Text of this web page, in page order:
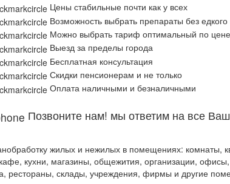
Цены стабильные почти как у всех
Возможность выбрать препараты без
Можно выбрать тариф оптимальный по цене
Выезд за пределы города
Бесплатная консультация
Скидки пенсионерам и не только
Оплата наличными и безналичными
Позвоните нам! мы ответим на все
жилых и нежилых в помещениях: комнаты,
кухни, магазины, общежития, организации,
рестораны, склады, учреждения, фирмы и другие